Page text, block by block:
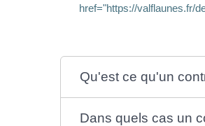
href="https://valflaunes.fr/
Qu'est ce qu'un
Dans quels cas un